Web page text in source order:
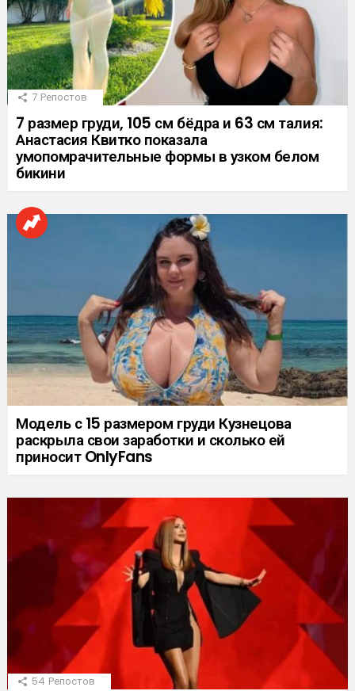
7 Репостов
7 размер груди, 105 см бёдра и 63 см талия:
Анастасия Квитко показала
умопомрачительные формы в узком белом
бикини
Модель с 15 размером груди Кузнецова
раскрыла свои заработки и сколько ей
приносит OnlyFans
54 Репостов